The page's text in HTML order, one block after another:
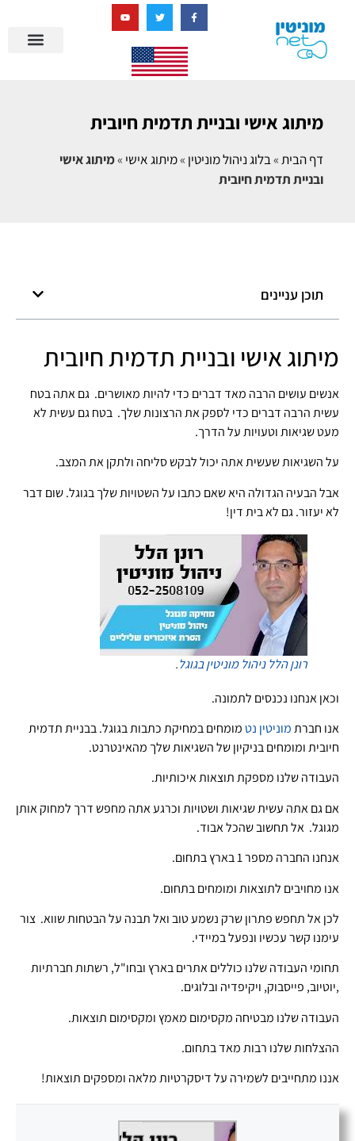
מיתוג אישי ובניית תדמית חיובית
דף הבית»בלוג ניהול מוניטין »מיתוג אישי »מיתוג אישי
ובניית תדמית חיובית
תוכן עניינים
מיתוג אישי ובניית תדמית חיובית
אנשים עושים הרבה מאד דברים כדי להיות מאושרים. גם אתה בטח
עשית הרבה דברים כדי לספק את הרצונות שלך. בטח גם עשית לא
מעט שגיאות וטעויות על הדרך.
על השגיאות שעשית אתה יכול לבקש סליחה ולתקן את המצב.
אבל הבעיה הגדולה היא שאם כתבו על השטויות שלך בגוגל. שום דבר
לא יעזור. גם לא בית דין!
רונן הלל ניהול מוניטין בגוגל.
וכאן אנחנו נכנסים לתמונה.
אנו חברתמוניטין נטמומחים במחיקת כתבות בגוגל. בבניית תדמית
חיובית ומומחים בניקיון של השגיאות שלך מהאינטרנט.
העבודה שלנו מספקת תוצאות איכותיות.
אם גם אתה עשית שגיאות ושטויות וכרגע אתה מחפש דרך למחוק אותן
מגוגל. אל תחשוב שהכל אבוד.
אנחנו החברה מספר 1 בארץ בתחום.
אנו מחויבים לתוצאות ומומחים בתחום.
לכן אל תחפש פתרון שרק נשמע טוב ואל תבנה על הבטחות שווא. צור
עימנו קשר עכשיו ונפעל במיידי.
תחומי העבודה שלנו כוללים אתרים בארץ ובחו"ל, רשתות חברתיות
,יוטיוב, פייסבוק, ויקיפדיה ובלוגים.
העבודה שלנו מבטיחה מקסימום מאמץ ומקסימום תוצאות.
ההצלחות שלנו רבות מאד בתחום.
אננו מתחייבים לשמירה על דיסקרטיות מלאה ומספקים תוצאות!